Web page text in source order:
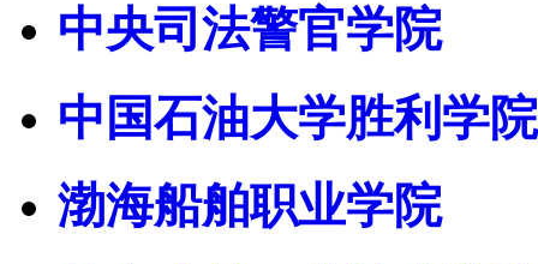
中央司法警官学院
中国石油大学胜利学院
渤海船舶职业学院